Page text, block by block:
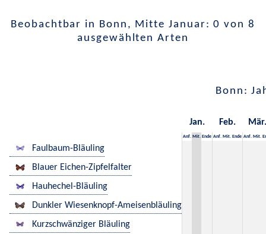
Beobachtbar in Bonn, Mitte Januar: 0 von 8
ausgewählten Arten
Bonn:
Jan. Feb. Mär.
Anf. Mit. Ende Anf. Mit. Ende Anf. Mit.
Faulbaum-Bläuling
Blauer Eichen-Zipfelfalter
Hauhechel-Bläuling
Dunkler Wiesenknopf-Ameisenbläuling
Kurzschwänziger Bläuling